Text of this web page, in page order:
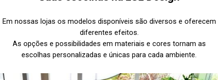
Em nossas lojas os modelos disponíveis são diversos e oferecem
diferentes efeitos.
As opções e possibilidades em materiais e cores tornam as
escolhas personalizadas e únicas para cada ambiente.